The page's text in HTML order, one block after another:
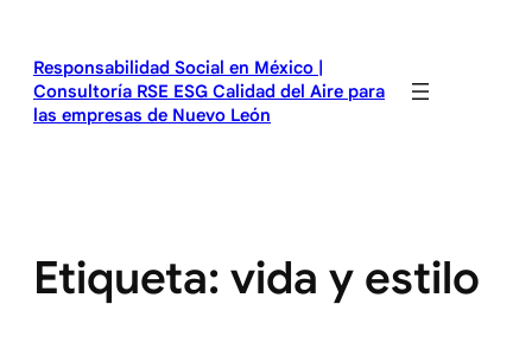
contenido
Responsabilidad Social en México |
Consultoría RSE ESG Calidad del Aire para
las empresas de Nuevo León
Etiqueta: vida y estilo